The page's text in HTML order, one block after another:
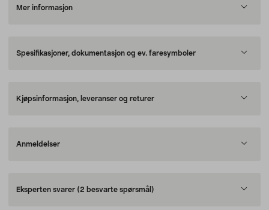
Mer informasjon
Spesifikasjoner, dokumentasjon og ev. faresymboler
Kjøpsinformasjon, leveranser og returer
Anmeldelser
Eksperten svarer (2 besvarte spørsmål)